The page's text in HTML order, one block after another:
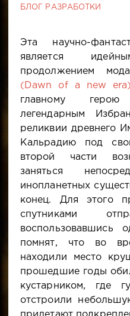
БЛОГ РАЗРАБОТКИ
Эта научно-
является
продолжением
(Dawn of a new era)
главному герою
легендарным
реликвии древнего
Кальрадию под
второй части
заняться
инопланетных
конец. Для этого
спутниками
помнят, что во
находили место
прошедшие годы
кустарником, где
отстроили